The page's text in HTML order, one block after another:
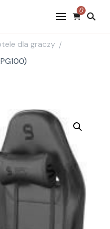
0
dla graczy /